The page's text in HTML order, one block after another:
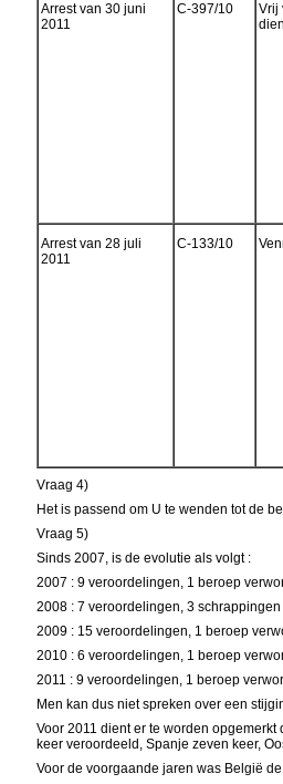
Arrest van 30 juni
2011
C-397/10
Vrij
Arrest van 28 juli
2011
C-133/10
Vraag 4)
Het is passend om U te wenden tot de
Vraag 5)
Sinds 2007, is de evolutie als volgt :
2007 : 9 veroordelingen, 1 beroep
2008 : 7 veroordelingen, 3 schrappingen
2009 : 15 veroordelingen, 1 beroep
2010 : 6 veroordelingen, 1 beroep
2011 : 9 veroordelingen, 1 beroep
Men kan dus niet spreken over een
Voor 2011 dient er te worden
keer veroordeeld, Spanje zeven keer,
Voor de voorgaande jaren was België